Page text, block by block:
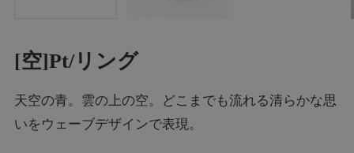
[空]Pt/リング
天空の青。雲の上の空。どこまでも流れる清らかな思
いをウェーブデザインで表現。